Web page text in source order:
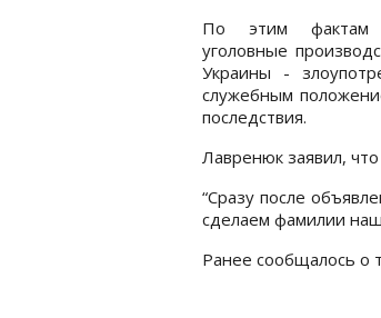
По этим фактам
уголовные
Украины -
служебным
последствия.
Лавренюк заявил,
“Сразу после
сделаем фамилии
Ранее сообщалось о